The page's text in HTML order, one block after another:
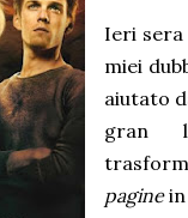
Ieri
miei
aiutato
gran
paginein